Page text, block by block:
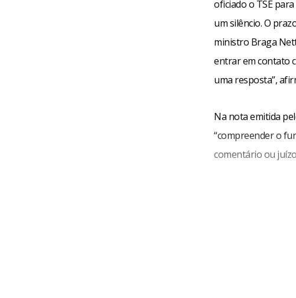
oficiado o TSE
um silêncio. O
ministro Braga
entrar em contato
uma resposta”,
Na nota emitida
“compreender o
comentário ou